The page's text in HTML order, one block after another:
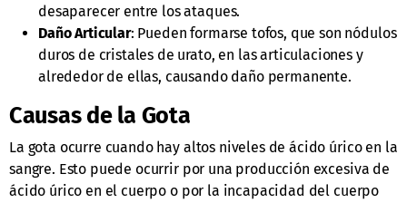
desaparecer entre los ataques.
Daño Articular: Pueden formarse tofos, que son nódulos
duros de cristales de urato, en las articulaciones y
alrededor de ellas, causando daño permanente.
Causas de la Gota
La gota ocurre cuando hay altos niveles de ácido úrico en la
sangre. Esto puede ocurrir por una producción excesiva de
ácido úrico en el cuerpo o por la incapacidad del cuerpo